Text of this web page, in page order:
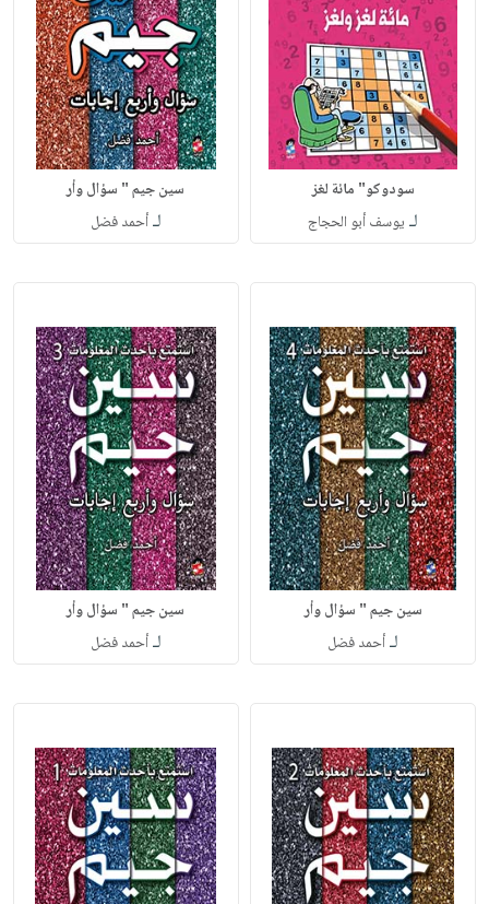
سودوكو" مائة لغز
لـ يوسف أبو الحجاج
سين جيم " سؤال وأر
لـأحمد فضل
سين جيم " سؤال وأر
لـأحمد فضل
سين جيم " سؤال وأر
لـأحمد فضل